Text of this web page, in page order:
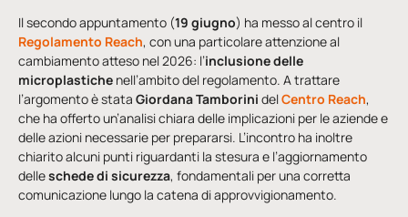
Il secondo appuntamento (19 giugno) ha messo al centro il
Regolamento Reach, con una particolare attenzione al
cambiamento atteso nel 2026: l’inclusione delle
microplastiche nell’ambito del regolamento. A trattare
l’argomento è stata Giordana Tamborini delCentro Reach,
che ha offerto un’analisi chiara delle implicazioni per le aziende e
delle azioni necessarie per prepararsi. L’incontro ha inoltre
chiarito alcuni punti riguardanti la stesura e l’aggiornamento
delleschede di sicurezza, fondamentali per una corretta
comunicazione lungo la catena di approvvigionamento.